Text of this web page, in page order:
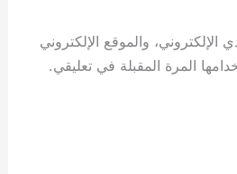
والموقع الإلكتروني
المرة المقبلة في تعليقي.